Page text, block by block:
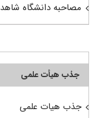
مصاحبه دانشگاه شاهد
جذب هیأت علمی
جذب هیات علمی